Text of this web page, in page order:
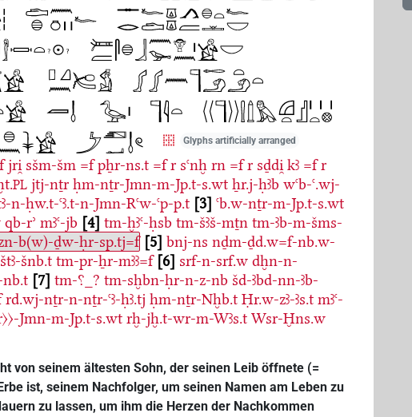
Glyphs artificially arranged
jri̯ sšm-šm =f pẖr-ns.t =f r sꜥnḫ rn =f r sḏdi̯ kꜣ =f r
PL jtj-nṯr ḥm-nṯr-Jmn-m-Jp.t-s.wt ẖr.j-ḥꜣb wꜥb-ꜥ.wj-
n-ḥw.t-ꜥꜣ.t-n-Jmn-Rꜥw-ꜥp-p.t 3 ꜥb.w-nṯr-m-Jp.t-s.wt
qb-rʾ mꜣꜥ-jb 4 tm-ḫꜣꜥ-ḥsb tm-šꜣš-mṯn tm-ꜣb-m-šms-
b(w)-ḏw-ḥr-sp.tj=f 5 bnj-ns nḏm-ḏd.w=f-nb.w-
šnb.t tm-pr-ẖr-mꜣꜣ=f 6 srf-n-srf.w dḫn-n-
7 tm-⸮_? tm-sḫbn-ḥr-n-z-nb šd-ꜣbd-nn-ꜣb-
rd.wj-nṯr-n-nṯr-ꜥꜣ-ḥꜣ.tj ḥm-nṯr-Nḫb.t Ḥr.w-zꜣ-ꜣs.t mꜣꜥ-
Jmn-m-Jp.t-s.wt rḫ-jḫ.t-wr-m-Wꜣs.t Wsr-Ḫns.w
von seinem ältesten Sohn, der seinen Leib öffnete (=
ist, seinem Nachfolger, um seinen Namen am Leben zu
zu lassen, um ihm die Herzen der Nachkommen